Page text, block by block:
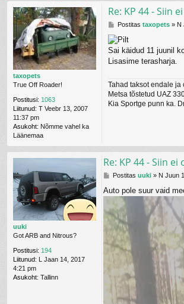
taxopets
True Off Roader!
Postitusi: 1063
Liitunud: T Veebr 13, 2007
11:37 pm
Asukoht: Nõmme vahel ka
Läänemaa
Re: KP 44 - Siin
P
s
t
i
s
Postitas taxopets» N
Sai käidud 11 juunil
Lisasime terasharja.
Tahad taksot endale
Metsa tõstetud UAZ
Kia Sportge punn ka.
uuki
Got ARB and Nitrous?
Postitusi: 194
Liitunud: L Jaan 14, 2017
4:21 pm
Asukoht: Tallinn
Re: KP 44 - Siin
P
s
i
u
s
Postitas uuki» N Juun
Auto pole suur vaid